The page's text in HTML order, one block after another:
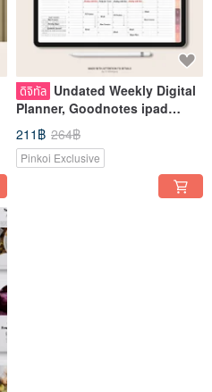
ดิจิทัล Undated Weekly Digital
Planner, Goodnotes ipad
Planner, Daily hourly
Minimalist
211฿ 264฿
Pinkoi Exclusive